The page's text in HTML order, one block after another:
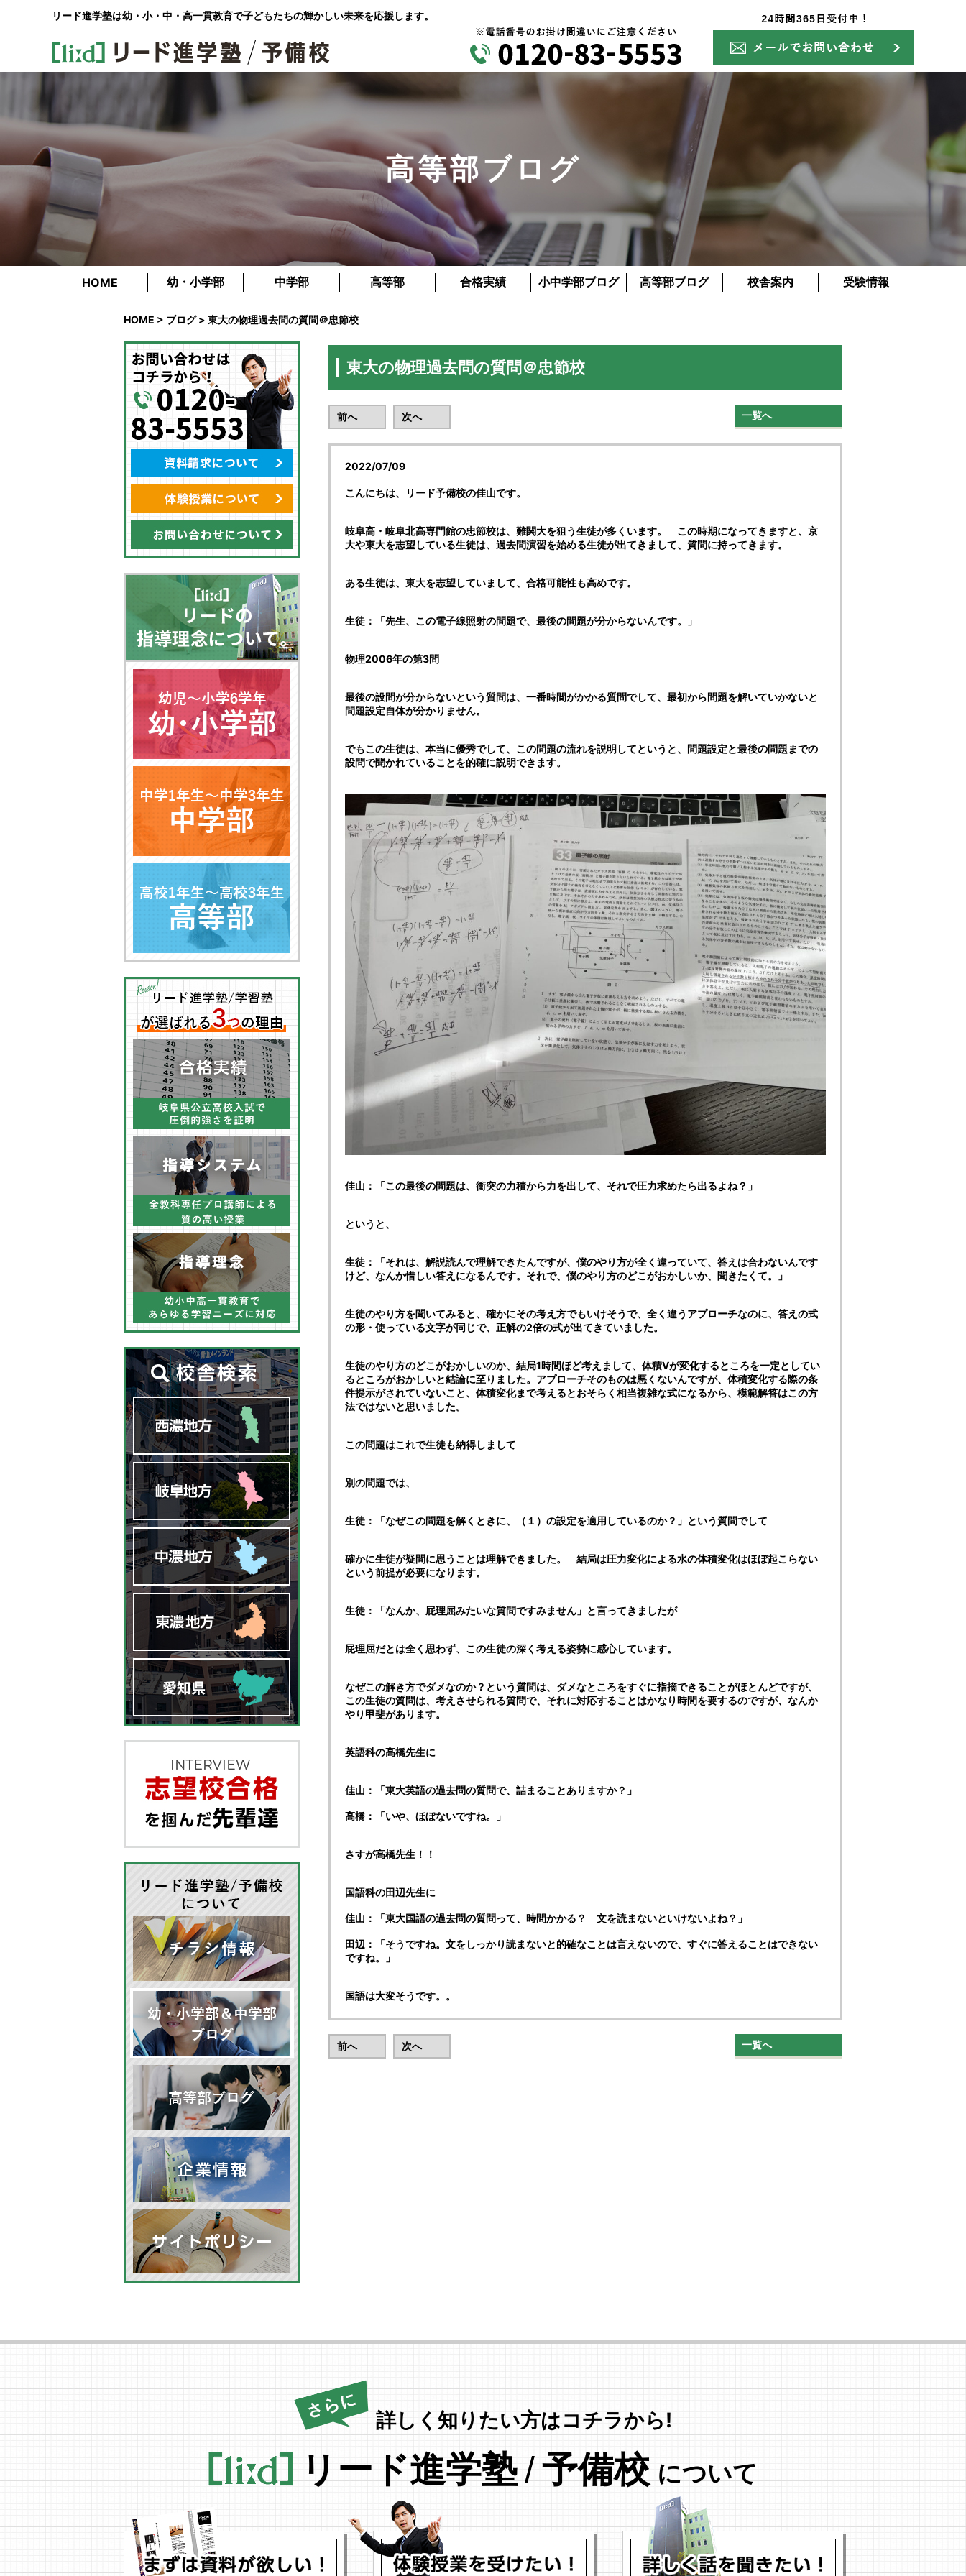
リード進学塾は幼・小・中・高一貫教育で子どもたちの輝かしい未来を応援します。
高等部ブログ
HOME 幼・小学部 中学部 高等部 合格実績 小中学部ブログ 高等部ブログ 校舎案内 受験情報
HOME > ブログ> 東大の物理過去問の質問＠忠節校
東大の物理過去問の質問＠忠節校
前へ 次へ 一覧へ
2022/07/09
こんにちは、リード予備校の佳山です。
岐阜高・岐阜北高専門館の忠節校は、難関大を狙う生徒が多くいます。 この時期になってきますと、京
大や東大を志望している生徒は、過去問演習を始める生徒が出てきまして、質問に持ってきます。
ある生徒は、東大を志望していまして、合格可能性も高めです。
生徒：「先生、この電子線照射の問題で、最後の問題が分からないんです。」
物理2006年の第3問
最後の設問が分からないという質問は、一番時間がかかる質問でして、最初から問題を解いていかないと
問題設定自体が分かりません。
でもこの生徒は、本当に優秀でして、この問題の流れを説明してというと、問題設定と最後の問題までの
設問で聞かれていることを的確に説明できます。
佳山：「この最後の問題は、衝突の力積から力を出して、それで圧力求めたら出るよね？」
というと、
生徒：「それは、解説読んで理解できたんですが、僕のやり方が全く違っていて、答えは合わないんです
けど、なんか惜しい答えになるんです。それで、僕のやり方のどこがおかしいか、聞きたくて。」
生徒のやり方を聞いてみると、確かにその考え方でもいけそうで、全く違うアプローチなのに、答えの式
の形・使っている文字が同じで、正解の2倍の式が出てきていました。
生徒のやり方のどこがおかしいのか、結局1時間ほど考えまして、体積Vが変化するところを一定としてい
るところがおかしいと結論に至りました。アプローチそのものは悪くないんですが、体積変化する際の条
件提示がされていないこと、体積変化まで考えるとおそらく相当複雑な式になるから、模範解答はこの方
法ではないと思いました。
この問題はこれで生徒も納得しまして
別の問題では、
生徒：「なぜこの問題を解くときに、（１）の設定を適用しているのか？」という質問でして
確かに生徒が疑問に思うことは理解できました。 結局は圧力変化による水の体積変化はほぼ起こらない
という前提が必要になります。
生徒：「なんか、屁理屈みたいな質問ですみません」と言ってきましたが
屁理屈だとは全く思わず、この生徒の深く考える姿勢に感心しています。
なぜこの解き方でダメなのか？という質問は、ダメなところをすぐに指摘できることがほとんどですが、
この生徒の質問は、考えさせられる質問で、それに対応することはかなり時間を要するのですが、なんか
やり甲斐があります。
英語科の高橋先生に
佳山：「東大英語の過去問の質問で、詰まることありますか？」
高橋：「いや、ほぼないですね。」
さすが高橋先生！！
国語科の田辺先生に
佳山：「東大国語の過去問の質問って、時間かかる？ 文を読まないといけないよね？」
田辺：「そうですね。文をしっかり読まないと的確なことは言えないので、すぐに答えることはできない
ですね。」
国語は大変そうです。。
前へ 次へ 一覧へ
詳しく知りたい方はコチラから!
リード進学塾/予備校 について